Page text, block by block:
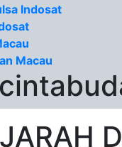
Indosat
Macau